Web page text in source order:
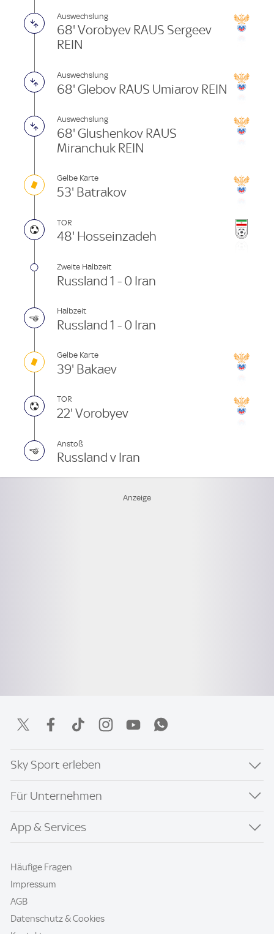
Auswechslung
68' Vorobyev RAUS Sergeev
REIN
Auswechslung
68' Glebov RAUS Umiarov REIN
Auswechslung
68' Glushenkov RAUS
Miranchuk REIN
Gelbe Karte
53' Batrakov
TOR
48' Hosseinzadeh
Zweite Halbzeit
Russland 1 - 0 Iran
Halbzeit
Russland 1 - 0 Iran
Gelbe Karte
39' Bakaev
TOR
22' Vorobyev
Anstoß
Russland v Iran
Sky Sport erleben
Für Unternehmen
App & Services
Häufige Fragen
Impressum
AGB
Datenschutz & Cookies